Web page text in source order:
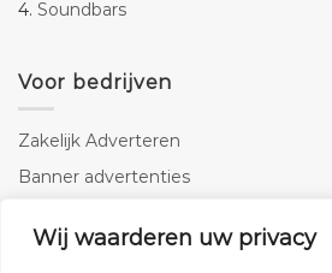
Wij waarderen uw privacy
4. Soundbars
Voor bedrijven
Zakelijk Adverteren
Banner advertenties
SEO copywriting